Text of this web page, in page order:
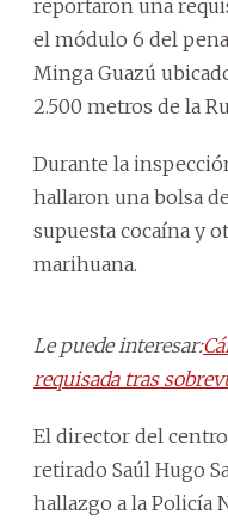
reportaron una
el módulo 6 del
Minga Guazú
2.500 metros de la
Durante la
hallaron una bolsa
supuesta cocaína y
marihuana.
Le puede interesar:
requisada tras
El director del
retirado Saúl Hugo
hallazgo a la Policía